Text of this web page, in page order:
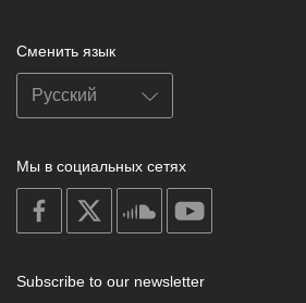
Сменить язык
Мы в социальных сетях
on
facebook
soundcloud
Subscribe to our newsletter